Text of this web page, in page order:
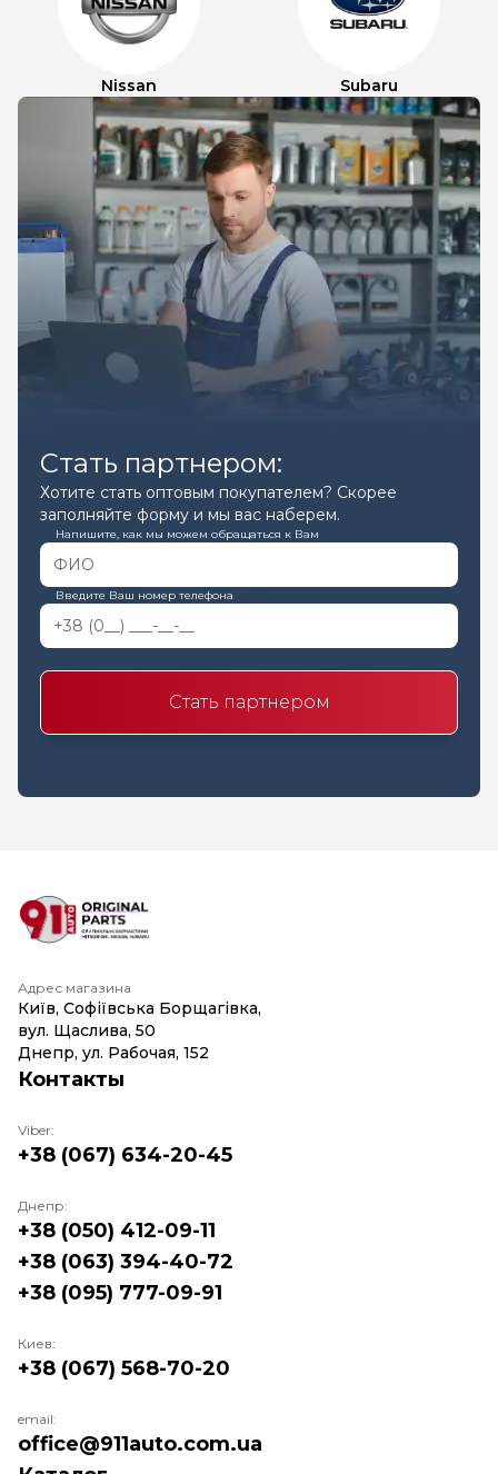
Nissan Subaru
Стать партнером:
Хотите стать оптовым покупателем? Скорее
заполняйте форму и мы вас наберем.
Напишите, как мы можем обращаться к Вам
Введите Ваш номер телефона
Стать партнером
Адрес магазина
Київ, Софіївська Борщагівка,
вул. Щаслива, 50
Днепр, ул. Рабочая, 152
Контакты
Viber:
+38 (067) 634-20-45
Днепр:
+38 (050) 412-09-11
+38 (063) 394-40-72
+38 (095) 777-09-91
Киев:
+38 (067) 568-70-20
email:
office@911auto.com.ua